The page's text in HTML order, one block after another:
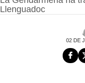
Llenguadoc
02 DE